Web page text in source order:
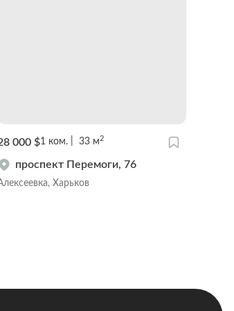
000 $1 ком. 33 м2
проспект Перемоги, 76
Харьков